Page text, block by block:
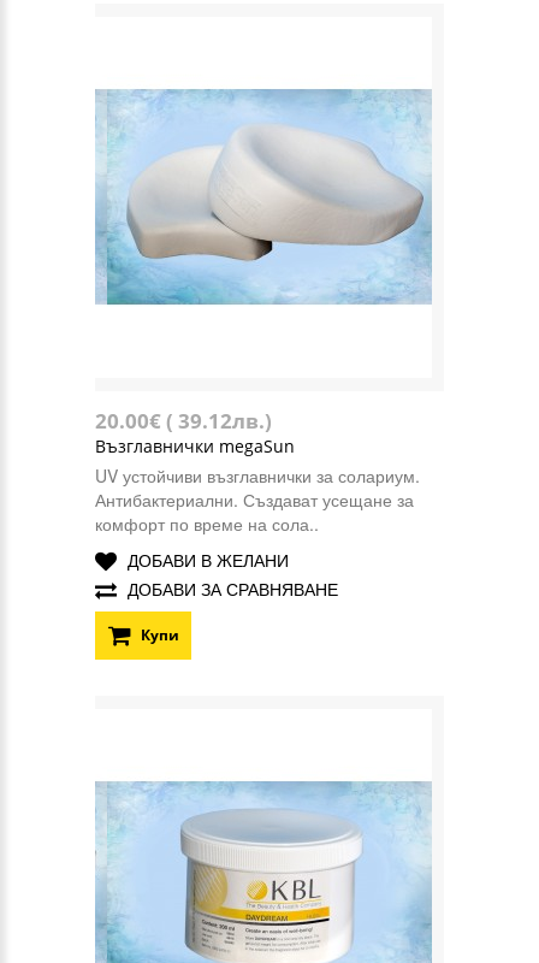
20.00€ ( 39.12лв.)
Възглавнички megaSun
UV устойчиви възглавнички за солариум.
Антибактериални. Създават усещане за
комфорт по време на сола..
ДОБАВИ В ЖЕЛАНИ
ДОБАВИ ЗА СРАВНЯВАНЕ
Купи